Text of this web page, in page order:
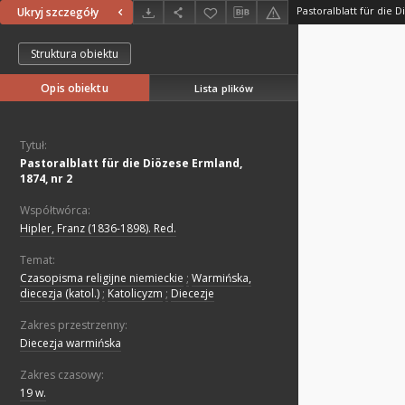
Ukryj szczegóły Pastoralblatt für die
Struktura obiektu
Opis obiektu Lista plików
Tytuł:
Pastoralblatt für die Diözese Ermland,
1874, nr 2
Współtwórca:
Hipler, Franz (1836-1898). Red.
Temat:
Czasopisma religijne niemieckie ; Warmińska,
diecezja (katol.) ; Katolicyzm ; Diecezje
Zakres przestrzenny:
Diecezja warmińska
Zakres czasowy:
19 w.